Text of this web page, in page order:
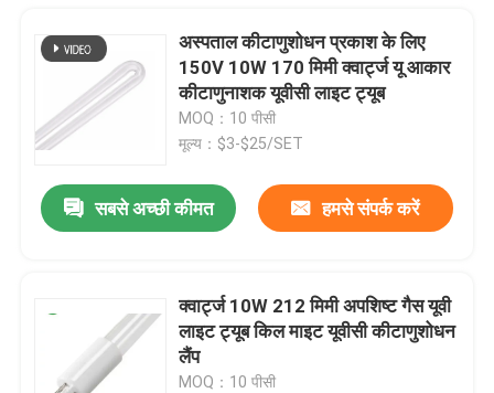
अस्पताल कीटाणुशोधन प्रकाश के लिए
150V 10W 170 मिमी क्वार्ट्ज यू आकार
कीटाणुनाशक यूवीसी लाइट ट्यूब
MOQ：10 पीसी
मूल्य：$3-$25/SET
सबसे अच्छी कीमत हमसे संपर्क करें
क्वार्ट्ज 10W 212 मिमी अपशिष्ट गैस यूवी
लाइट ट्यूब किल माइट यूवीसी कीटाणुशोधन
लैंप
MOQ：10 पीसी